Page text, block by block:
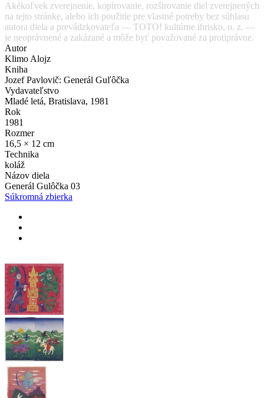
Akékoľvek zverejnenie, kopírovanie, rozširovanie diel zverejnených
na tejto stránke, alebo ich použitie pre vlastné potreby bez súhlasu
autora diela a prevádzkovateľa — TOTO! kultúrne ihrisko, o. z. —
je neoprávnené a zakázané a môže byť považované za protiprávne.
Autor
Klimo Alojz
Kniha
Jozef Pavlovič: Generál Guľôčka
Vydavateľstvo
Mladé letá, Bratislava, 1981
Rok
1981
Rozmer
16,5 × 12 cm
Technika
koláž
Názov diela
Generál Gulôčka 03
Súkromná zbierka